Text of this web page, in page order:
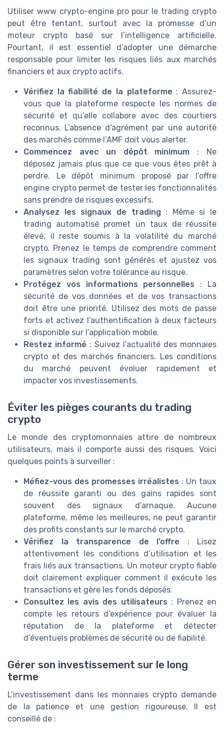
Utiliser www crypto-engine pro pour le trading crypto
peut être tentant, surtout avec la promesse d’un
moteur crypto basé sur l’intelligence artificielle.
Pourtant, il est essentiel d’adopter une démarche
responsable pour limiter les risques liés aux marchés
financiers et aux crypto actifs.
Vérifiez la fiabilité de la plateforme : Assurez-
vous que la plateforme respecte les normes de
sécurité et qu’elle collabore avec des courtiers
reconnus. L’absence d’agrément par une autorité
des marchés comme l’AMF doit vous alerter.
Commencez avec un dépôt minimum : Ne
déposez jamais plus que ce que vous êtes prêt à
perdre. Le dépôt minimum proposé par l’offre
engine crypto permet de tester les fonctionnalités
sans prendre de risques excessifs.
Analysez les signaux de trading : Même si le
trading automatisé promet un taux de réussite
élevé, il reste soumis à la volatilité du marché
crypto. Prenez le temps de comprendre comment
les signaux trading sont générés et ajustez vos
paramètres selon votre tolérance au risque.
Protégez vos informations personnelles : La
sécurité de vos données et de vos transactions
doit être une priorité. Utilisez des mots de passe
forts et activez l’authentification à deux facteurs
si disponible sur l’application mobile.
Restez informé : Suivez l’actualité des monnaies
crypto et des marchés financiers. Les conditions
du marché peuvent évoluer rapidement et
impacter vos investissements.
Éviter les pièges courants du trading
crypto
Le monde des cryptomonnaies attire de nombreux
utilisateurs, mais il comporte aussi des risques. Voici
quelques points à surveiller :
Méfiez-vous des promesses irréalistes : Un taux
de réussite garanti ou des gains rapides sont
souvent des signaux d’arnaque. Aucune
plateforme, même les meilleures, ne peut garantir
des profits constants sur le marché crypto.
Vérifiez la transparence de l’offre : Lisez
attentivement les conditions d’utilisation et les
frais liés aux transactions. Un moteur crypto fiable
doit clairement expliquer comment il exécute les
transactions et gère les fonds déposés.
Consultez les avis des utilisateurs : Prenez en
compte les retours d’expérience pour évaluer la
réputation de la plateforme et détecter
d’éventuels problèmes de sécurité ou de fiabilité.
Gérer son investissement sur le long
terme
L’investissement dans les monnaies crypto demande
de la patience et une gestion rigoureuse. Il est
conseillé de :